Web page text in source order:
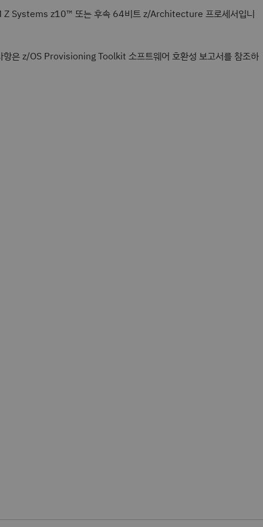
Z Systems z10™ 또는 후속 64비트 z/Architecture 프로세서입니
항은 z/OS Provisioning Toolkit 소프트웨어 호환성 보고서를 참조하